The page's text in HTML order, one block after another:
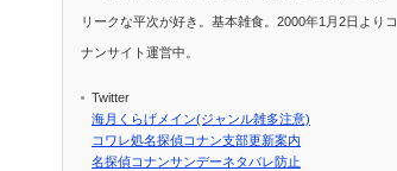
リークな平次が好き。基本雑食。2000年1月2日よりコ
ナンサイト運営中。
Twitter
海月くらげメイン(ジャンル雑多注意)
コワレ処名探偵コナン支部更新案内
名探偵コナンサンデーネタバレ防止